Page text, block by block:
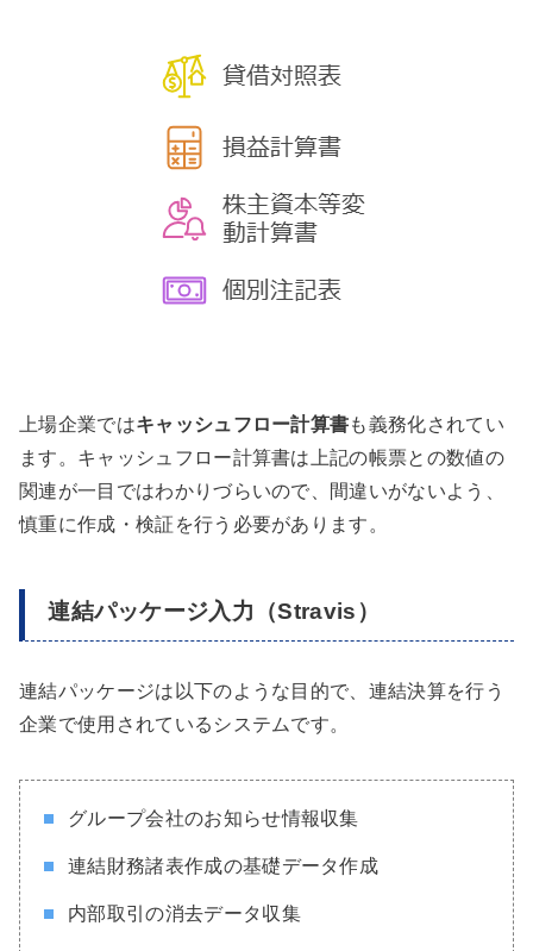
上場企業ではキャッシュフロー計算書も義務化されてい
ます。キャッシュフロー計算書は上記の帳票との数値の
関連が一目ではわかりづらいので、間違いがないよう、
慎重に作成・検証を行う必要があります。
連結パッケージ入力（Stravis）
連結パッケージは以下のような目的で、連結決算を行う
企業で使用されているシステムです。
グループ会社のお知らせ情報収集
連結財務諸表作成の基礎データ作成
内部取引の消去データ収集